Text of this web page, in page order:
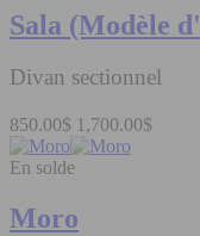
Sala (Modèle
Divan sectionnel
850.00$ 1,700.00$
En solde
Moro